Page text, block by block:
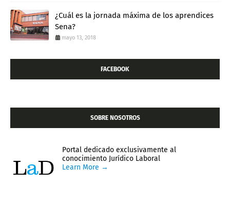
¿Cuál es la jornada máxima de los aprendices
Sena?
mayo 13, 2018
FACEBOOK
SOBRE NOSOTROS
Portal dedicado exclusivamente al
conocimiento Jurídico Laboral
Learn More →